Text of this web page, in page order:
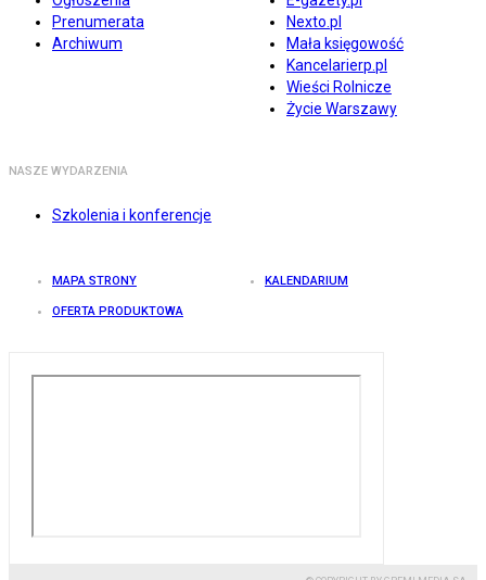
Prenumerata
Archiwum
Nexto.pl
Mała księgowość
Kancelarierp.pl
Wieści Rolnicze
Życie Warszawy
NASZE WYDARZENIA
Szkolenia i konferencje
MAPA STRONY KALENDARIUM
OFERTA PRODUKTOWA